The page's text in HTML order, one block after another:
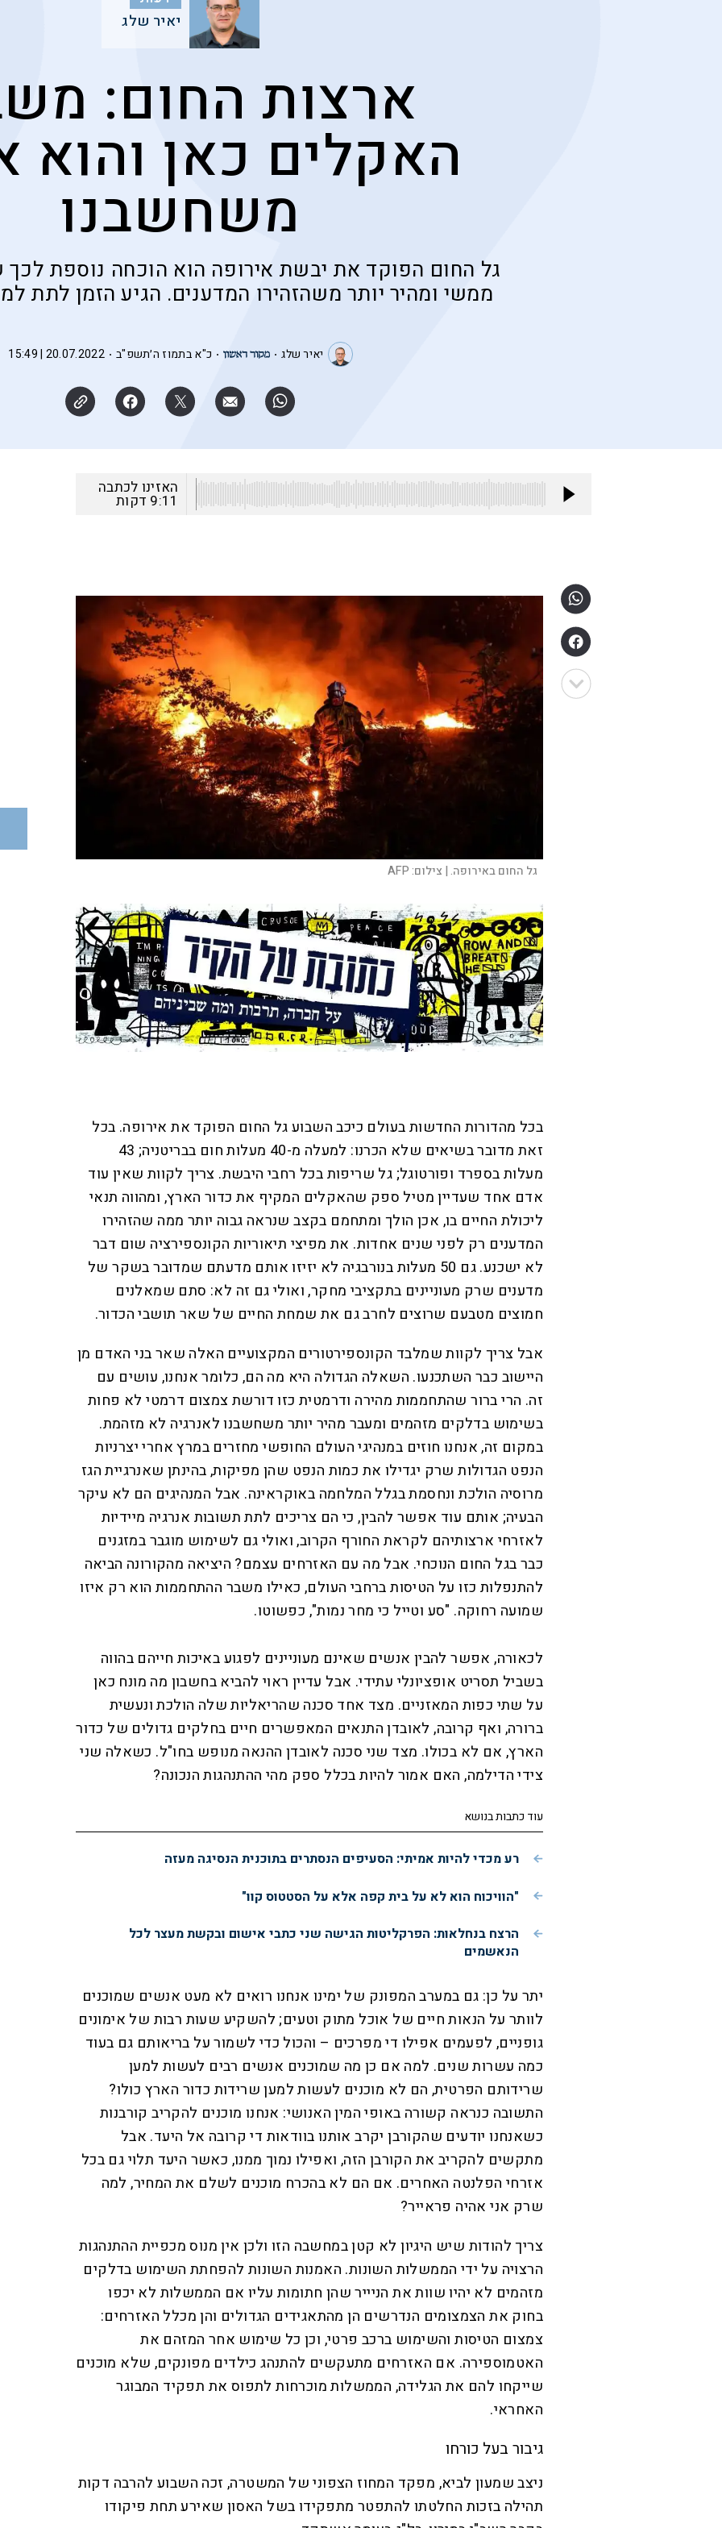
יאיר שלג
ארצות החום:
האקלים כאן והוא
משחשבנו
גל החום הפוקד את יבשת אירופה הוא הוכחה נוספת
ממשי ומהיר יותר משהזהירו המדענים. הגיע הזמן לתת
יאיר שלג כ"א בתמוז ה׳תשפ"ב 20.07.2022 | 15:49
האזינו לכתבה
9:11 דקות
גל החום באירופה. | צילום:AFP
בכל מהדורות החדשות בעולם כיכב השבוע גל החום הפוקד את אירופה. בכל
זאת מדובר בשיאים שלא הכרנו: למעלה מ-40 מעלות חום בבריטניה; 43
מעלות בספרד ופורטוגל; גל שריפות בכל רחבי היבשת. צריך לקוות שאין עוד
אדם אחד שעדיין מטיל ספק שהאקלים המקיף את כדור הארץ, ומהווה תנאי
ליכולת החיים בו, אכן הולך ומתחמם בקצב שנראה גבוה יותר ממה שהזהירו
המדענים רק לפני שנים אחדות. את מפיצי תיאוריות הקונספירציה שום דבר
לא ישכנע. גם 50 מעלות בנורבגיה לא יזיזו אותם מדעתם שמדובר בשקר של
מדענים שרק מעוניינים בתקציבי מחקר, ואולי גם זה לא: סתם שמאלנים
חמוצים מטבעם שרוצים לחרב גם את שמחת החיים של שאר תושבי הכדור.
אבל צריך לקוות שמלבד הקונספירטורים המקצועיים האלה שאר בני האדם מן
היישוב כבר השתכנעו. השאלה הגדולה היא מה הם, כלומר אנחנו, עושים עם
זה. הרי ברור שהתחממות מהירה ודרמטית כזו דורשת צמצום דרמטי לא פחות
בשימוש בדלקים מזהמים ומעבר מהיר יותר משחשבנו לאנרגיה לא מזהמת.
במקום זה, אנחנו חוזים במנהיגי העולם החופשי מחזרים במרץ אחרי יצרניות
הנפט הגדולות שרק יגדילו את כמות הנפט שהן מפיקות, בהינתן שאנרגיית הגז
מרוסיה הולכת ונחסמת בגלל המלחמה באוקראינה. אבל המנהיגים הם לא עיקר
הבעיה; אותם עוד אפשר להבין, כי הם צריכים לתת תשובות אנרגיה מיידיות
לאזרחי ארצותיהם לקראת החורף הקרוב, ואולי גם לשימוש מוגבר במזגנים
כבר בגל החום הנוכחי. אבל מה עם האזרחים עצמם? היציאה מהקורונה הביאה
להתנפלות כזו על הטיסות ברחבי העולם, כאילו משבר ההתחממות הוא רק איזו
שמועה רחוקה. "סע וטייל כי מחר נמות", כפשוטו.
לכאורה, אפשר להבין אנשים שאינם מעוניינים לפגוע באיכות חייהם בהווה
בשביל תסריט אופציונלי עתידי. אבל עדיין ראוי להביא בחשבון מה מונח כאן
על שתי כפות המאזניים. מצד אחד סכנה שהריאליות שלה הולכת ונעשית
ברורה, ואף קרובה, לאובדן התנאים המאפשרים חיים בחלקים גדולים של כדור
הארץ, אם לא בכולו. מצד שני סכנה לאובדן ההנאה מנופש בחו"ל. כשאלה שני
צידי הדילמה, האם אמור להיות בכלל ספק מהי ההתנהגות הנכונה?
עוד כתבות בנושא
רע מכדי להיות אמיתי: הסעיפים הנסתרים בתוכנית הנסיגה מעזה
"הוויכוח הוא לא על בית קפה אלא על הסטטוס קוו"
הרצח בנחלאות: הפרקליטות הגישה שני כתבי אישום ובקשת מעצר לכל
הנאשמים
יתר על כן: גם במערב המפונק של ימינו אנחנו רואים לא מעט אנשים שמוכנים
לוותר על הנאות חיים של אוכל מתוק וטעים; להשקיע שעות רבות של אימונים
גופניים, לפעמים אפילו די מפרכים – והכול כדי לשמור על בריאותם גם בעוד
כמה עשרות שנים. למה אם כן מה שמוכנים אנשים רבים לעשות למען
שרידותם הפרטית, הם לא מוכנים לעשות למען שרידות כדור הארץ כולו?
התשובה כנראה קשורה באופי המין האנושי: אנחנו מוכנים להקריב קורבנות
כשאנחנו יודעים שהקורבן יקרב אותנו בוודאות די קרובה אל היעד. אבל
מתקשים להקריב את הקורבן הזה, ואפילו נמוך ממנו, כאשר היעד תלוי גם בכל
אזרחי הפלנטה האחרים. אם הם לא בהכרח מוכנים לשלם את המחיר, למה
שרק אני אהיה פראייר?
צריך להודות שיש היגיון לא קטן במחשבה הזו ולכן אין מנוס מכפיית ההתנהגות
הרצויה על ידי הממשלות השונות. האמנות השונות להפחתת השימוש בדלקים
מזהמים לא יהיו שוות את הניייר שהן חתומות עליו אם הממשלות לא יכפו
בחוק את הצמצומים הנדרשים הן מהתאגידים הגדולים והן מכלל האזרחים:
צמצום הטיסות והשימוש ברכב פרטי, וכן כל שימוש אחר המזהם את
האטמוספירה. אם האזרחים מתעקשים להתנהג כילדים מפונקים, שלא מוכנים
שייקחו להם את הגלידה, הממשלות מוכרחות לתפוס את תפקיד המבוגר
האחראי.
גיבור בעל כורחו
ניצב שמעון לביא, מפקד המחוז הצפוני של המשטרה, זכה השבוע להרבה דקות
תהילה בזכות החלטתו להתפטר מתפקידו בשל האסון שאירע תחת פיקודו